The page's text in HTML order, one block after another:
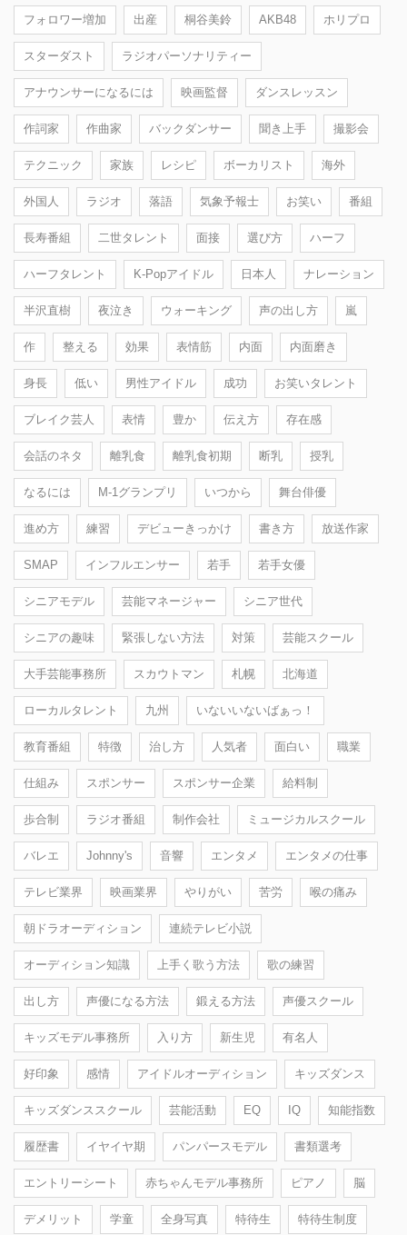
フォロワー増加 出産 桐谷美鈴 AKB48 ホリプロ
スターダスト ラジオパーソナリティー
アナウンサーになるには 映画監督 ダンスレッスン
作詞家 作曲家 バックダンサー 聞き上手 撮影会
テクニック 家族 レシピ ボーカリスト 海外
外国人 ラジオ 落語 気象予報士 お笑い 番組
長寿番組 二世タレント 面接 選び方 ハーフ
ハーフタレント K-Popアイドル 日本人 ナレーション
半沢直樹 夜泣き ウォーキング 声の出し方 嵐
作 整える 効果 表情筋 内面 内面磨き
身長 低い 男性アイドル 成功 お笑いタレント
ブレイク芸人 表情 豊か 伝え方 存在感
会話のネタ 離乳食 離乳食初期 断乳 授乳
なるには M-1グランプリ いつから 舞台俳優
進め方 練習 デビューきっかけ 書き方 放送作家
SMAP インフルエンサー 若手 若手女優
シニアモデル 芸能マネージャー シニア世代
シニアの趣味 緊張しない方法 対策 芸能スクール
大手芸能事務所 スカウトマン 札幌 北海道
ローカルタレント 九州 いないいないばぁっ！
教育番組 特徴 治し方 人気者 面白い 職業
仕組み スポンサー スポンサー企業 給料制
歩合制 ラジオ番組 制作会社 ミュージカルスクール
バレエ Johnny's 音響 エンタメ エンタメの仕事
テレビ業界 映画業界 やりがい 苦労 喉の痛み
朝ドラオーディション 連続テレビ小説
オーディション知識 上手く歌う方法 歌の練習
出し方 声優になる方法 鍛える方法 声優スクール
キッズモデル事務所 入り方 新生児 有名人
好印象 感情 アイドルオーディション キッズダンス
キッズダンススクール 芸能活動 EQ IQ 知能指数
履歴書 イヤイヤ期 パンパースモデル 書類選考
エントリーシート 赤ちゃんモデル事務所 ピアノ 脳
デメリット 学童 全身写真 特待生 特待生制度